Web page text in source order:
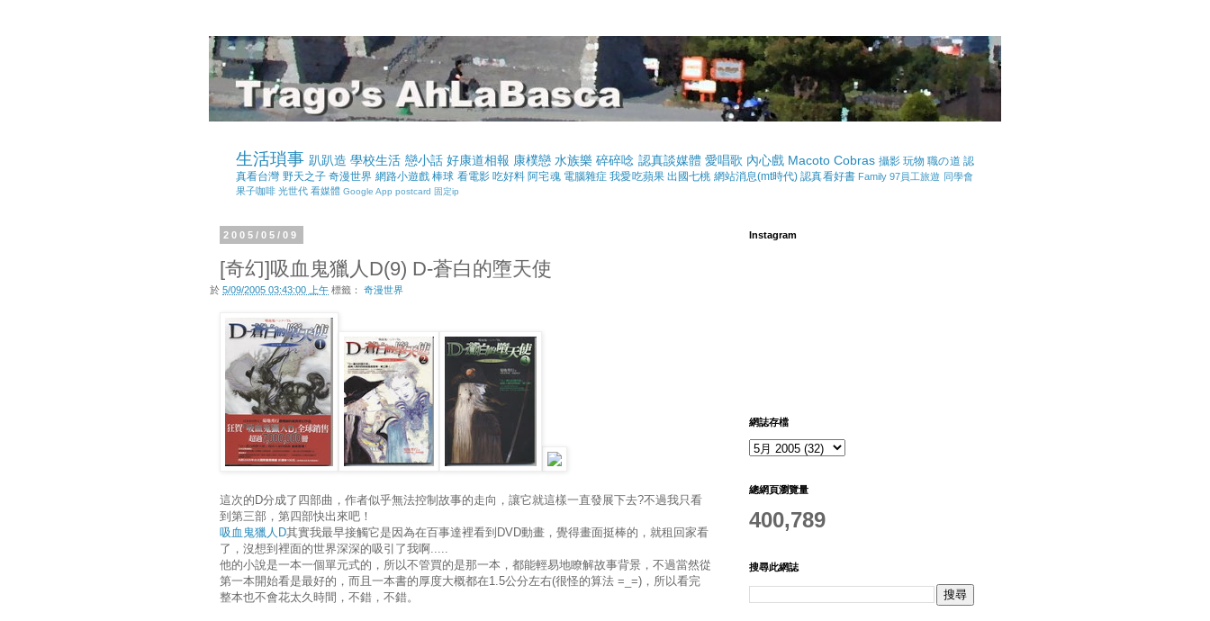
生活瑣事 趴趴造 學校生活 戀小話 好康道相報 康樸戀 水族樂 碎碎唸 認真談媒體 愛唱歌 內心戲 Macoto Cobras 攝影 玩物 職の道 認
真看台灣 野天之子 奇漫世界 網路小遊戲 棒球 看電影 吃好料 阿宅魂 電腦雜症 我愛吃蘋果 出國七桃 網站消息(mt時代) 認真看好書 Family 97員工旅遊 同學會
果子咖啡 光世代 看媒體 Google App postcard 固定ip
2005/05/09
[奇幻]吸血鬼獵人D(9) D-蒼白的墮天使
於5/09/2005 03:43:00 上午 標籤：奇漫世界
這次的D分成了四部曲，作者似乎無法控制故事的走向，讓它就這樣一直發展下去?不過我只看
到第三部，第四部快出來吧！
吸血鬼獵人D其實我最早接觸它是因為在百事達裡看到DVD動畫，覺得畫面挺棒的，就租回家看
了，沒想到裡面的世界深深的吸引了我啊.....
他的小說是一本一個單元式的，所以不管買的是那一本，都能輕易地瞭解故事背景，不過當然從
第一本開始看是最好的，而且一本書的厚度大概都在1.5公分左右(很怪的算法 =_=)，所以看完
整本也不會花太久時間，不錯，不錯。
Instagram
網誌存檔
總網頁瀏覽量
400,789
搜尋此網誌